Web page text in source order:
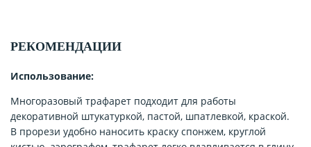
РЕКОМЕНДАЦИИ
Использование:
Многоразовый трафарет подходит для работы
декоративной штукатуркой, пастой, шпатлевкой, краской.
В прорези удобно наносить краску спонжем, круглой